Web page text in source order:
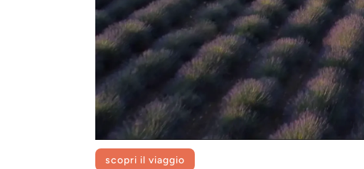
scopri il viaggio